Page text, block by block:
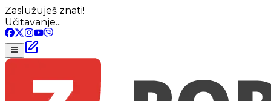
Zaslužuješ znati!
Učitavanje...